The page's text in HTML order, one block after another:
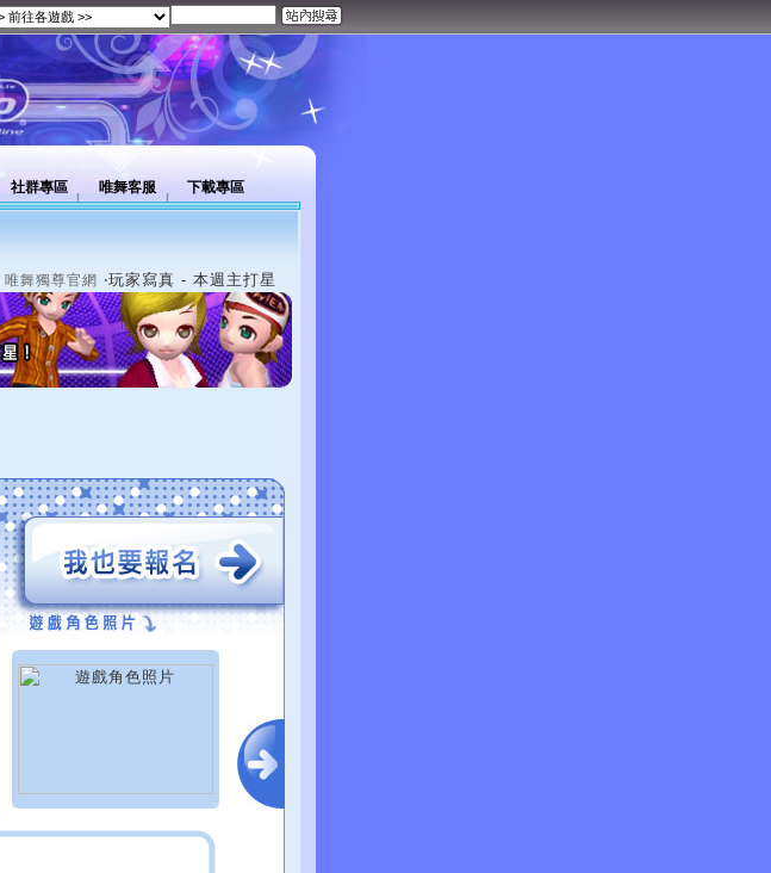
社群專區 唯舞客服 下載專區
唯舞獨尊官網 ‧玩家寫真 - 本週主打星